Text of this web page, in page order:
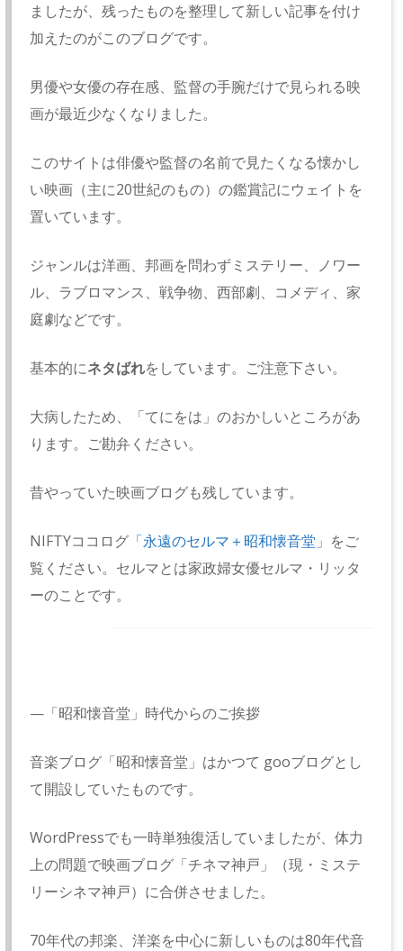
ましたが、残ったものを整理して新しい記事を付け
加えたのがこのブログです。
男優や女優の存在感、監督の手腕だけで見られる映
画が最近少なくなりました。
このサイトは俳優や監督の名前で見たくなる懐かし
い映画（主に20世紀のもの）の鑑賞記にウェイトを
置いています。
ジャンルは洋画、邦画を問わずミステリー、ノワー
ル、ラブロマンス、戦争物、西部劇、コメディ、家
庭劇などです。
基本的にネタばれをしています。ご注意下さい。
大病したため、「てにをは」のおかしいところがあ
ります。ご勘弁ください。
昔やっていた映画ブログも残しています。
NIFTYココログ 「永遠のセルマ＋昭和懐音堂」 をご
覧ください。セルマとは家政婦女優セルマ・リッタ
ーのことです。
—「昭和懐音堂」時代からのご挨拶
音楽ブログ「昭和懐音堂」はかつて gooブログとし
て開設していたものです。
WordPressでも一時単独復活していましたが、体力
上の問題で映画ブログ「チネマ神戸」（現・ミステ
リーシネマ神戸）に合併させました。
70年代の邦楽、洋楽を中心に新しいものは80年代音